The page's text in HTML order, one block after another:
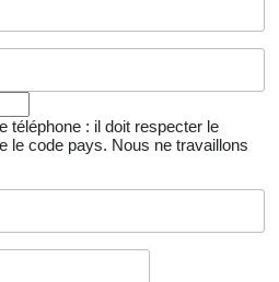
téléphone : il doit respecter le
le code pays. Nous ne travaillons